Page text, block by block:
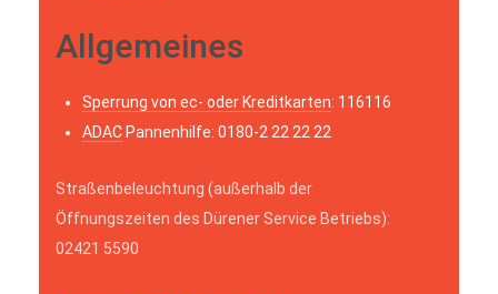
Allgemeines
Sperrung von ec- oder Kreditkarten: 116116
ADAC Pannenhilfe: 0180-2 22 22 22
Straßenbeleuchtung (außerhalb der
Öffnungszeiten des Dürener Service Betriebs):
02421 5590